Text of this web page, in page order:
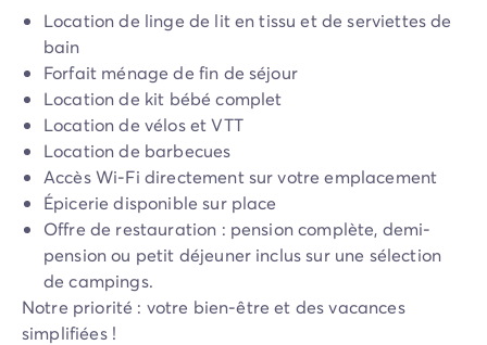
Camping Centre-Val de Loire
Camping Indre-et-Loire
Camping Chenonceau
Camping Champagne-Ardenne
Camping Ardennes
Camping Corse
Camping Corse-du-Sud
Camping Bonifacio
Camping Porto Vecchio
Camping Haute-Corse
Camping Bastia
Camping Hauts-de-France
Camping Nord-Pas-de-Calais
Location de linge de lit en tissu et de serviettes de
bain
Forfait ménage de fin de séjour
Location de kit bébé complet
Location de vélos et VTT
Location de barbecues
Accès Wi-Fi directement sur votre emplacement
Épicerie disponible sur place
Offre de restauration : pension complète, demi-
pension ou petit déjeuner inclus sur une sélection
de campings.
Notre priorité : votre bien-être et des vacances
simplifiées !